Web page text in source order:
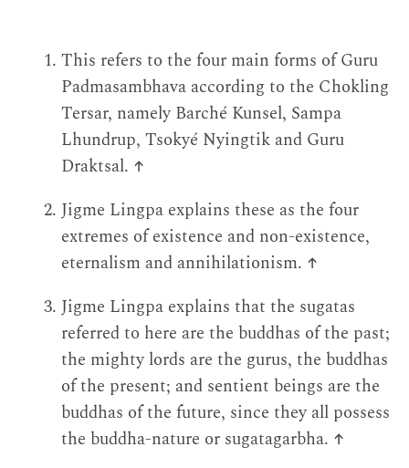
This refers to the four main forms of Guru
Padmasambhava according to the Chokling
Tersar, namely Barché Kunsel, Sampa
Lhundrup, Tsokyé Nyingtik and Guru
Draktsal. ↑
Jigme Lingpa explains these as the four
extremes of existence and non-existence,
eternalism and annihilationism. ↑
Jigme Lingpa explains that the sugatas
referred to here are the buddhas of the past;
the mighty lords are the gurus, the buddhas
of the present; and sentient beings are the
buddhas of the future, since they all possess
the buddha-nature or sugatagarbha. ↑